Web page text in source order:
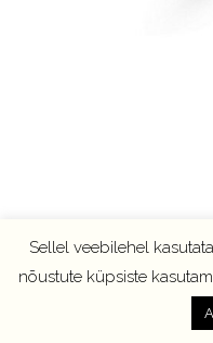
Sellel veebilehel
nõustute küpsiste